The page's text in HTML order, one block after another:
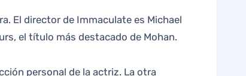
El director de Immaculate es Michael
el título más destacado de Mohan.
personal de la actriz. La otra